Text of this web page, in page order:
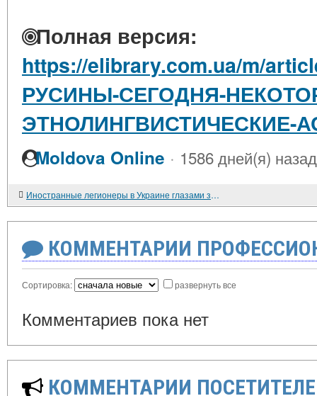
Полная версия:
https://elibrary.com.ua/m/
РУСИНЫ-СЕГОДНЯ-
ЭТНОЛИНГВИСТИЧЕСКИЕ-
Moldova Online · 1586 дней(я) назад
Иностранные легионеры в Украине глазами зарубежной прессы
КОММЕНТАРИИ
Сортировка: развернуть все
Комментариев пока нет
КОММЕНТАРИИ